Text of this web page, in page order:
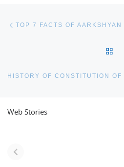
TOP 7 FACTS OF AARKSHYAN
Web Stories
(राजस्थान) |
Formation Of New